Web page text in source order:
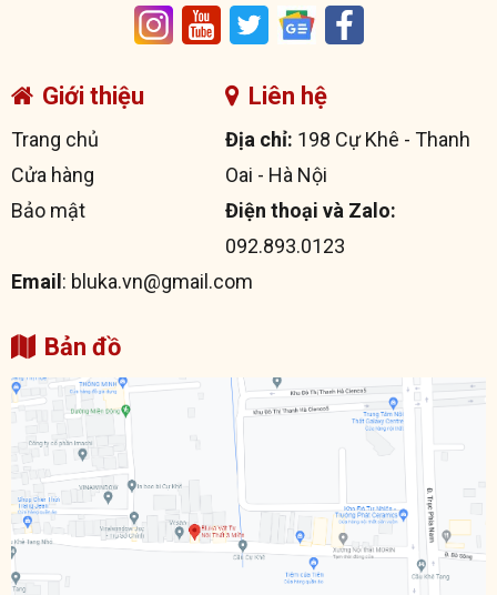
Giới thiệu
Trang chủ
Cửa hàng
Bảo mật
Liên hệ
Địa chỉ: 198 Cự Khê - Thanh
Oai - Hà Nội
Điện thoại và Zalo:
092.893.0123
Email : bluka.vn@gmail.com
Bản đồ